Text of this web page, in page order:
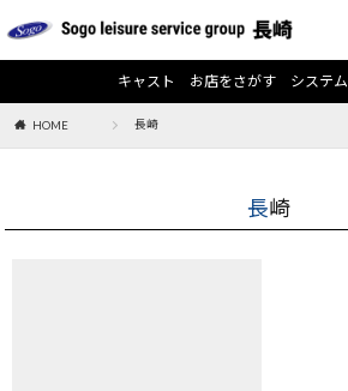
キャスト お店をさがす システム
HOME 長崎
長崎